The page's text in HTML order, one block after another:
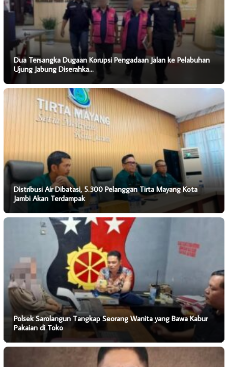
Dua Tersangka Dugaan Korupsi Pengadaan Jalan ke Pelabuhan
Ujung Jabung Diserahka…
Distribusi Air Dibatasi, 5.300 Pelanggan Tirta Mayang Kota
Jambi Akan Terdampak
Polsek Sarolangun Tangkap Seorang Wanita yang Bawa Kabur
Pakaian di Toko